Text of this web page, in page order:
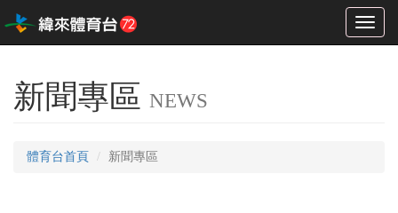
Toggle
新聞專區 NEWS
體育台首頁 新聞專區